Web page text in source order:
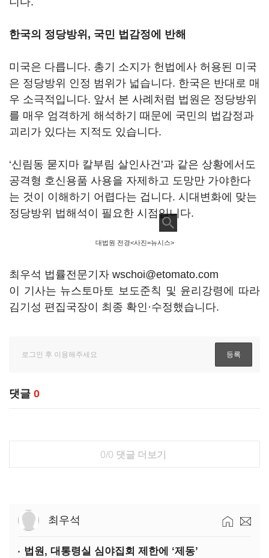
한국의 정당방위, 국민 법감정에 반해
미국은 다릅니다. 총기 소지가 헌법에사 허용된 미국
은 정당방위 인정 범위가 넓습니다. 한국은 반대로 매
우 소극적입니다. 앞서 본 사례처럼 법원은 정당방위
를 매우 엄격하게 해석하기 때문에 국민의 법감정과
괴리가 있다는 지적도 있습니다.
‘신림동 묻지마 칼부림 살인사건’과 같은 상황에서도
공격형 호신용품 사용을 자제하고 도망만 가야한다
는 것이 이해하기 어렵다는 겁니다. 시대변화에 맞는
정당방위 법해석이 필요한 시점입니다.
대법원 전경<사진=뉴시스>
최우석 법률전문기자 wschoi@etomato.com
이 기사는 뉴스토마토 보도준칙 및 윤리강령에 따라
김기성 편집국장이 최종 확인·수정했습니다.
댓글 0
0/0 댓글 더보기
최우석
법원, 대통령실 심야집회 제한에 ‘제동’